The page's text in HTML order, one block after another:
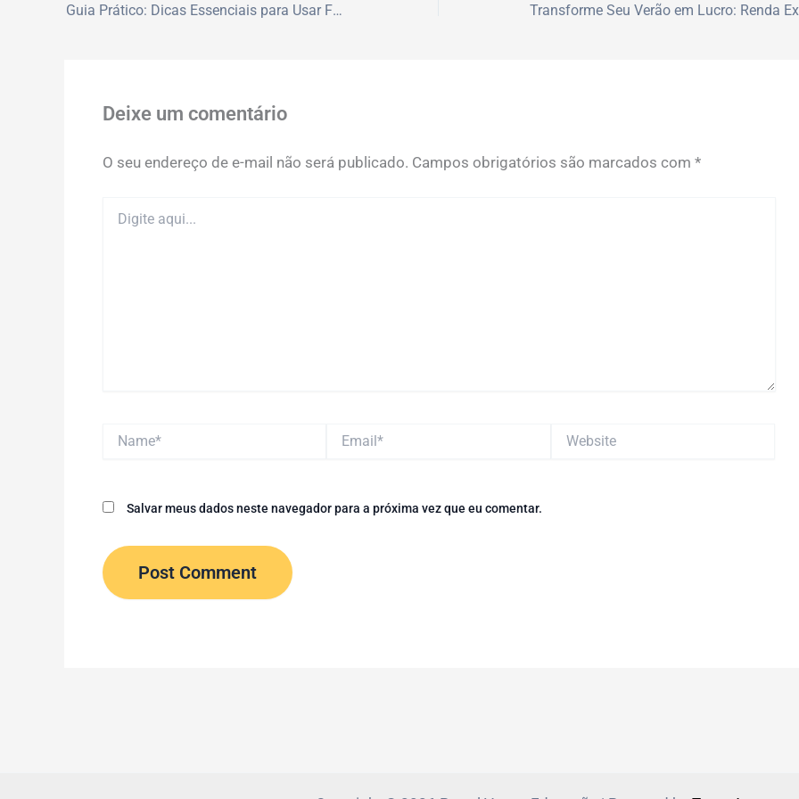
Guia Prático: Dicas Essenciais para Usar Funções SE no Excel
Deixe um comentário
O seu endereço de e-mail não será publicado. Campos obrigatórios são marcados com *
aqui...
Salvar meus dados neste navegador para a próxima vez que eu comentar.